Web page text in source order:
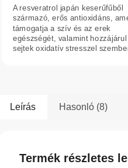
A resveratrol japán keserűfűből
származó, erős antioxidáns,
támogatja a szív és az erek
egészségét, valamint hozzájárul
sejtek oxidatív stresszel
Leírás Hasonló (8)
Termék részletes